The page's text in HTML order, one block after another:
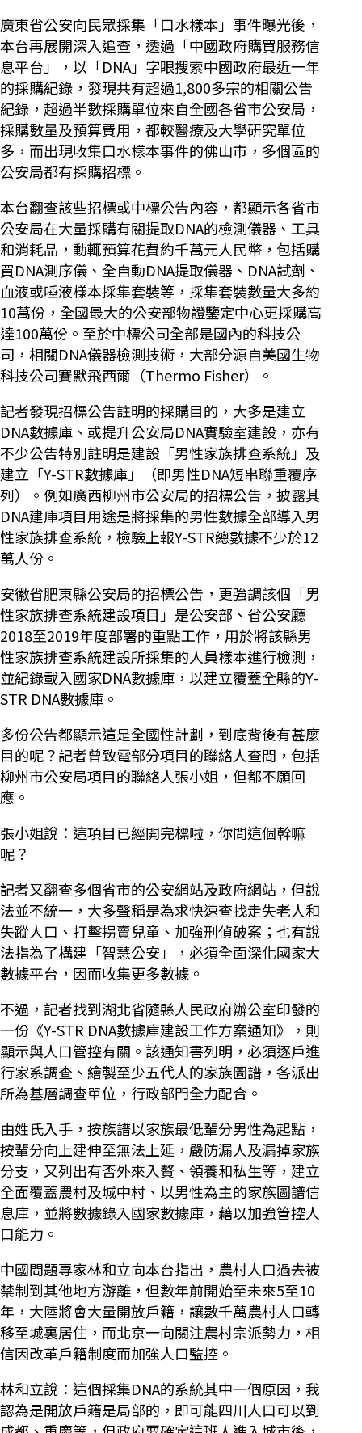
廣東省公安向民眾採集「口水樣本」事件曝光後，
本台再展開深入追查，透過「中國政府購買服務信
息平台」，以「DNA」字眼搜索中國政府最近一年
的採購紀錄，發現共有超過1,800多宗的相關公告
紀錄，超過半數採購單位來自全國各省市公安局，
採購數量及預算費用，都較醫療及大學研究單位
多，而出現收集口水樣本事件的佛山市，多個區的
公安局都有採購招標。
本台翻查該些招標或中標公告內容，都顯示各省市
公安局在大量採購有關提取DNA的檢測儀器、工具
和消耗品，動輒預算花費約千萬元人民幣，包括購
買DNA測序儀、全自動DNA提取儀器、DNA試劑、
血液或唾液樣本採集套裝等，採集套裝數量大多約
10萬份，全國最大的公安部物證鑒定中心更採購高
達100萬份。至於中標公司全部是國內的科技公
司，相關DNA儀器檢測技術，大部分源自美國生物
科技公司賽默飛西爾（Thermo Fisher）。
記者發現招標公告註明的採購目的，大多是建立
DNA數據庫、或提升公安局DNA實驗室建設，亦有
不少公告特別註明是建設「男性家族排查系統」及
建立「Y-STR數據庫」（即男性DNA短串聯重覆序
列）。例如廣西柳州市公安局的招標公告，披露其
DNA建庫項目用途是將採集的男性數據全部導入男
性家族排查系統，檢驗上報Y-STR總數據不少於12
萬人份。
安徽省肥東縣公安局的招標公告，更強調該個「男
性家族排查系統建設項目」是公安部、省公安廳
2018至2019年度部署的重點工作，用於將該縣男
性家族排查系統建設所採集的人員樣本進行檢測，
並紀錄載入國家DNA數據庫，以建立覆蓋全縣的Y-
STR DNA數據庫。
多份公告都顯示這是全國性計劃，到底背後有甚麼
目的呢？記者曾致電部分項目的聯絡人查問，包括
柳州市公安局項目的聯絡人張小姐，但都不願回
應。
張小姐說：這項目已經開完標啦，你問這個幹嘛
呢？
記者又翻查多個省市的公安網站及政府網站，但說
法並不統一，大多聲稱是為求快速查找走失老人和
失蹤人口、打擊拐賣兒童、加強刑偵破案；也有說
法指為了構建「智慧公安」，必須全面深化國家大
數據平台，因而收集更多數據。
不過，記者找到湖北省隨縣人民政府辦公室印發的
一份《Y-STR DNA數據庫建設工作方案通知》，則
顯示與人口管控有關。該通知書列明，必須逐戶進
行家系調查、繪製至少五代人的家族圖譜，各派出
所為基層調查單位，行政部門全力配合。
由姓氏入手，按族譜以家族最低輩分男性為起點，
按輩分向上建伸至無法上延，嚴防漏人及漏掉家族
分支，又列出有否外來入贅、領養和私生等，建立
全面覆蓋農村及城中村、以男性為主的家族圖譜信
息庫，並將數據錄入國家數據庫，藉以加強管控人
口能力。
中國問題專家林和立向本台指出，農村人口過去被
禁制到其他地方游離，但數年前開始至未來5至10
年，大陸將會大量開放戶籍，讓數千萬農村人口轉
移至城裏居住，而北京一向關注農村宗派勢力，相
信因改革戶籍制度而加強人口監控。
林和立說：這個採集DNA的系統其中一個原因，我
認為是開放戶籍是局部的，即可能四川人口可以到